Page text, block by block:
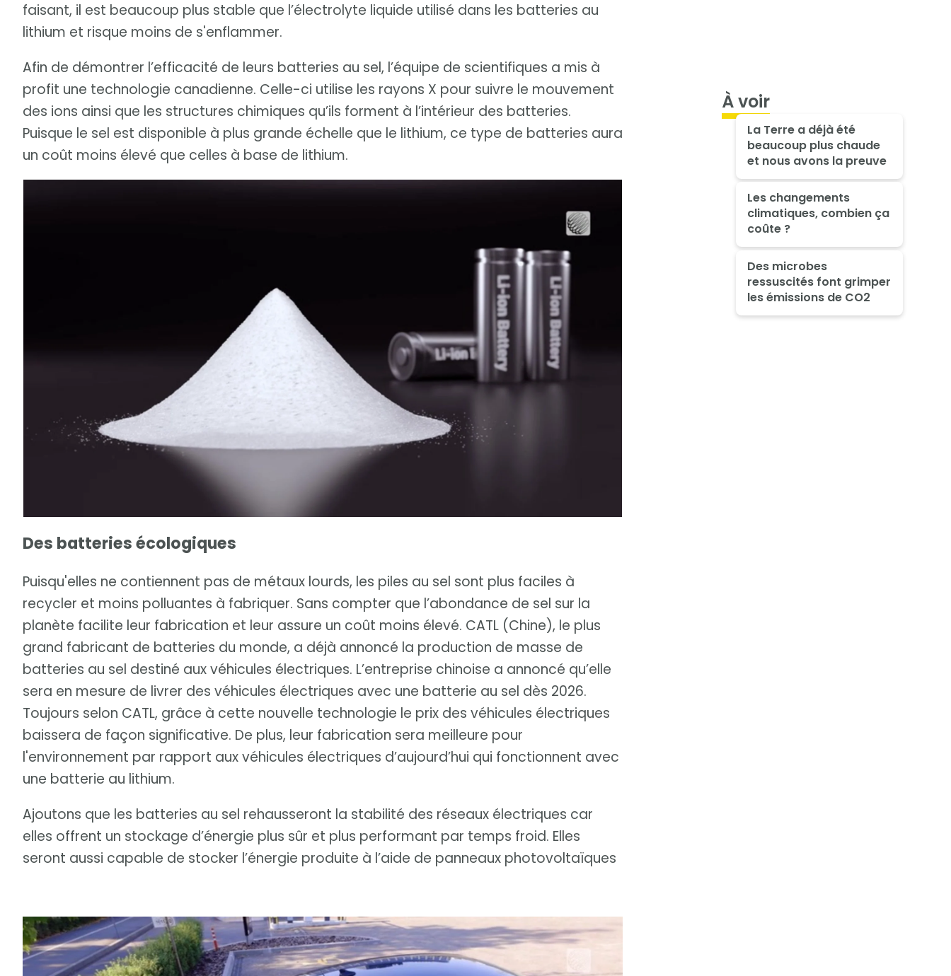
faisant, il est beaucoup plus stable que l’électrolyte liquide utilisé dans les batteries au
lithium et risque moins de s'enflammer.
Afin de démontrer l’efficacité de leurs batteries au sel, l’équipe de scientifiques a mis à
profit une technologie canadienne. Celle-ci utilise les rayons X pour suivre le mouvement
des ions ainsi que les structures chimiques qu’ils forment à l’intérieur des batteries.
Puisque le sel est disponible à plus grande échelle que le lithium, ce type de batteries aura
un coût moins élevé que celles à base de lithium.
Des batteries écologiques
Puisqu'elles ne contiennent pas de métaux lourds, les piles au sel sont plus faciles à
recycler et moins polluantes à fabriquer. Sans compter que l’abondance de sel sur la
planète facilite leur fabrication et leur assure un coût moins élevé. CATL (Chine), le plus
grand fabricant de batteries du monde, a déjà annoncé la production de masse de
batteries au sel destiné aux véhicules électriques. L’entreprise chinoise a annoncé qu’elle
sera en mesure de livrer des véhicules électriques avec une batterie au sel dès 2026.
Toujours selon CATL, grâce à cette nouvelle technologie le prix des véhicules électriques
baissera de façon significative. De plus, leur fabrication sera meilleure pour
l'environnement par rapport aux véhicules électriques d’aujourd’hui qui fonctionnent avec
une batterie au lithium.
Ajoutons que les batteries au sel rehausseront la stabilité des réseaux électriques car
elles offrent un stockage d’énergie plus sûr et plus performant par temps froid. Elles
seront aussi capable de stocker l’énergie produite à l’aide de panneaux photovoltaïques
À voir
La Terre a déjà été
beaucoup plus chaude
et nous avons la preuve
Les changements
climatiques, combien ça
coûte ?
Des microbes
ressuscités font grimper
les émissions de CO2